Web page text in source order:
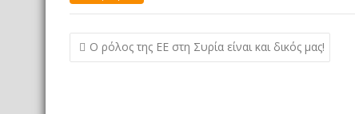
b
o
α
σ
Πλοήγηση
άρθρων
O ρόλος της ΕΕ στη Συρία είναι και δικός μας!